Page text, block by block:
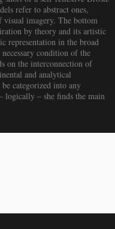
refer to abstract ones,
visual imagery. The bottom
by theory and its artistic
representation in the broad
condition of the
on the interconnection of
and analytical
categorized into any
logically – she finds the main